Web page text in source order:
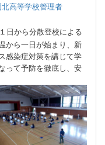
高等学校管理者
日から分散登校による
から一日が始まり、新
感染症対策を講じて学
って予防を徹底し、安